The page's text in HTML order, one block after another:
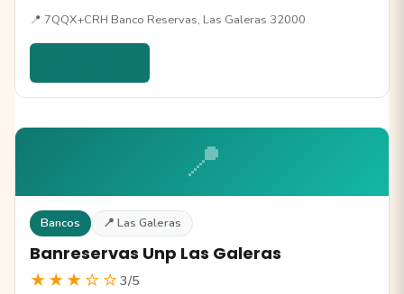
📍 7QQX+CRH Banco Reservas, Las Galeras 32000
📍
Bancos 📍 Las Galeras
Banreservas Unp Las Galeras
★★★☆☆3/5